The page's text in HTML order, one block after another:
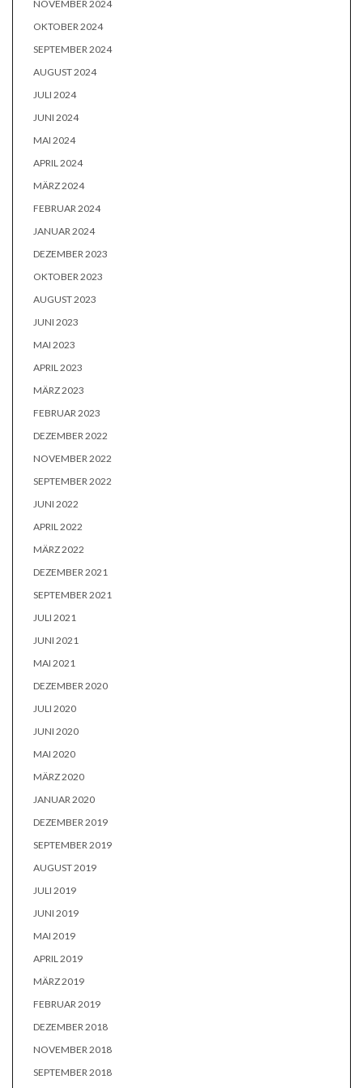
NOVEMBER 2024
OKTOBER 2024
SEPTEMBER 2024
AUGUST 2024
JULI 2024
JUNI 2024
MAI 2024
APRIL 2024
MÄRZ 2024
FEBRUAR 2024
JANUAR 2024
DEZEMBER 2023
OKTOBER 2023
AUGUST 2023
JUNI 2023
MAI 2023
APRIL 2023
MÄRZ 2023
FEBRUAR 2023
DEZEMBER 2022
NOVEMBER 2022
SEPTEMBER 2022
JUNI 2022
APRIL 2022
MÄRZ 2022
DEZEMBER 2021
SEPTEMBER 2021
JULI 2021
JUNI 2021
MAI 2021
DEZEMBER 2020
JULI 2020
JUNI 2020
MAI 2020
MÄRZ 2020
JANUAR 2020
DEZEMBER 2019
SEPTEMBER 2019
AUGUST 2019
JULI 2019
JUNI 2019
MAI 2019
APRIL 2019
MÄRZ 2019
FEBRUAR 2019
DEZEMBER 2018
NOVEMBER 2018
SEPTEMBER 2018